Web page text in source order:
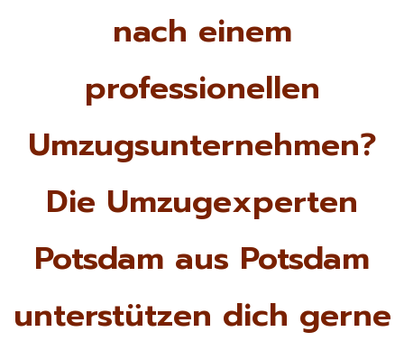
nach einem
professionellen
Umzugsunternehmen?
Die Umzugexperten
Potsdam aus Potsdam
unterstützen dich gerne